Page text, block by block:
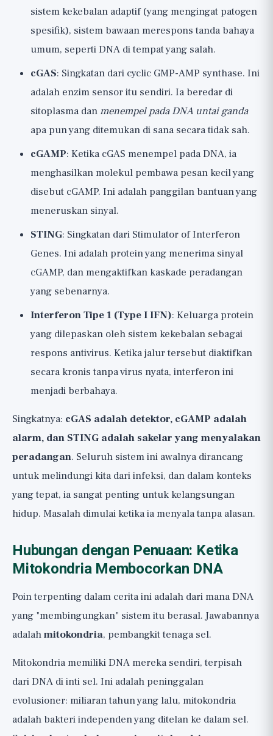
sistem kekebalan adaptif (yang mengingat patogen
spesifik), sistem bawaan merespons tanda bahaya
umum, seperti DNA di tempat yang salah.
cGAS: Singkatan dari cyclic GMP-AMP synthase. Ini
adalah enzim sensor itu sendiri. Ia beredar di
sitoplasma danmenempel pada DNA untai ganda
apa pun yang ditemukan di sana secara tidak sah.
cGAMP: Ketika cGAS menempel pada DNA, ia
menghasilkan molekul pembawa pesan kecil yang
disebut cGAMP. Ini adalah panggilan bantuan yang
meneruskan sinyal.
STING: Singkatan dari Stimulator of Interferon
Genes. Ini adalah protein yang menerima sinyal
cGAMP, dan mengaktifkan kaskade peradangan
yang sebenarnya.
Interferon Tipe 1 (Type I IFN): Keluarga protein
yang dilepaskan oleh sistem kekebalan sebagai
respons antivirus. Ketika jalur tersebut diaktifkan
secara kronis tanpa virus nyata, interferon ini
menjadi berbahaya.
Singkatnya: cGAS adalah detektor, cGAMP adalah
alarm, dan STING adalah sakelar yang menyalakan
peradangan. Seluruh sistem ini awalnya dirancang
untuk melindungi kita dari infeksi, dan dalam konteks
yang tepat, ia sangat penting untuk kelangsungan
hidup. Masalah dimulai ketika ia menyala tanpa alasan.
Hubungan dengan Penuaan: Ketika
Mitokondria Membocorkan DNA
Poin terpenting dalam cerita ini adalah dari mana DNA
yang "membingungkan" sistem itu berasal. Jawabannya
adalahmitokondria, pembangkit tenaga sel.
Mitokondria memiliki DNA mereka sendiri, terpisah
dari DNA di inti sel. Ini adalah peninggalan
evolusioner: miliaran tahun yang lalu, mitokondria
adalah bakteri independen yang ditelan ke dalam sel.